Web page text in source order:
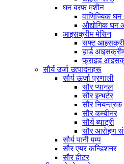
घन बरफ मशीन
वाणिज्यिक
औद्योगिक घन
आइसक्रीम मेसिन
सफ्ट
हार्ड
फ्राइड
सौर्य उर्जा उत्पादनहरू
सौर्य ऊर्जा प्रणाली
सौर प्यानल
सौर इन्भर्टर
सौर नियन्त्रक
सौर कम्बीनर
सौर्य ब्याट्री
सौर आरोहण
सौर्य पानी पम्प
सौर एयर कन्डिशनर
सौर हीटर